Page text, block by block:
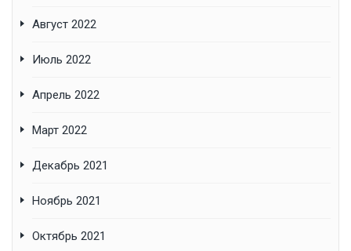
Август 2022
Июль 2022
Апрель 2022
Март 2022
Декабрь 2021
Ноябрь 2021
Октябрь 2021